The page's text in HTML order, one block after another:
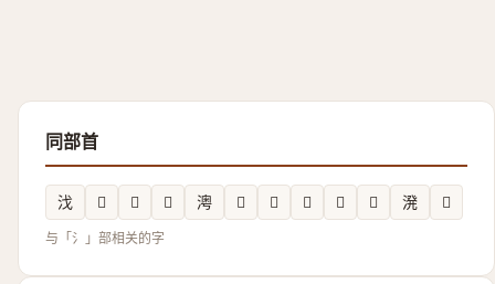
同部首
㳀 𱩱 𲪹 𣸋 澚 𤂾 𣴖 𣾫 𱥸 𤄫 溌 𱦩
与「氵」部相关的字